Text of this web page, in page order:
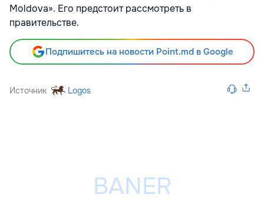
Moldova». Его предстоит рассмотреть в
правительстве.
Подпишитесь на новости Point.md в Google
Источник Logos